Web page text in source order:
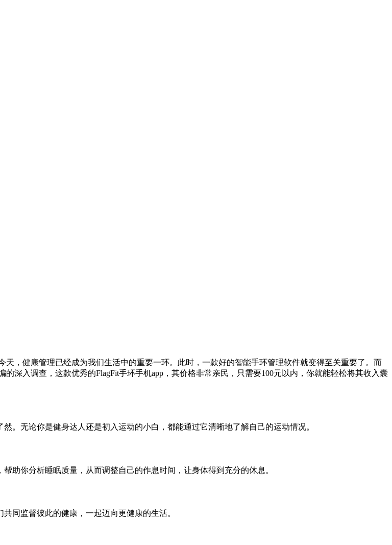
，健康管理已经成为我们生活中的重要一环。此时，一款好的智能手环管理软件就变得至关重要了。而
深入调查，这款优秀的FlagFit手环手机app，其价格非常亲民，只需要100元以内，你就能轻松将其收入囊
。无论你是健身达人还是初入运动的小白，都能通过它清晰地了解自己的运动情况。
助你分析睡眠质量，从而调整自己的作息时间，让身体得到充分的休息。
同监督彼此的健康，一起迈向更健康的生活。